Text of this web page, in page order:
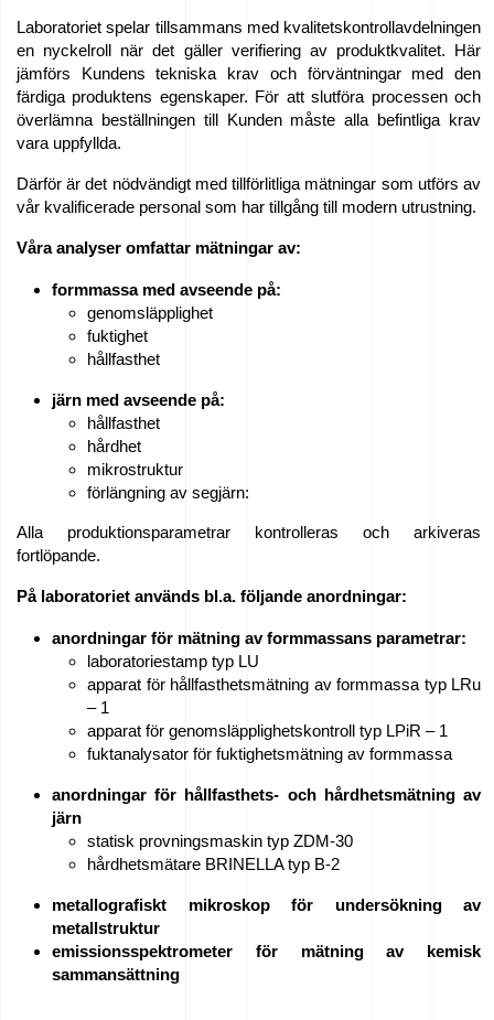
Laboratoriet spelar tillsammans med kvalitetskontrollavdelningen
en nyckelroll när det gäller verifiering av produktkvalitet. Här
jämförs Kundens tekniska krav och förväntningar med den
färdiga produktens egenskaper. För att slutföra processen och
överlämna beställningen till Kunden måste alla befintliga krav
vara uppfyllda.
Därför är det nödvändigt med tillförlitliga mätningar som utförs av
vår kvalificerade personal som har tillgång till modern utrustning.
Våra analyser omfattar mätningar av:
formmassa med avseende på:
genomsläpplighet
fuktighet
hållfasthet
järn med avseende på:
hållfasthet
hårdhet
mikrostruktur
förlängning av segjärn:
Alla produktionsparametrar kontrolleras och arkiveras
fortlöpande.
På laboratoriet används bl.a. följande anordningar:
anordningar för mätning av formmassans parametrar:
laboratoriestamp typ LU
apparat för hållfasthetsmätning av formmassa typ LRu
– 1
apparat för genomsläpplighetskontroll typ LPiR – 1
fuktanalysator för fuktighetsmätning av formmassa
anordningar för hållfasthets- och hårdhetsmätning av
järn
statisk provningsmaskin typ ZDM-30
hårdhetsmätare BRINELLA typ B-2
metallografiskt mikroskop för undersökning av
metallstruktur
emissionsspektrometer för mätning av kemisk
sammansättning